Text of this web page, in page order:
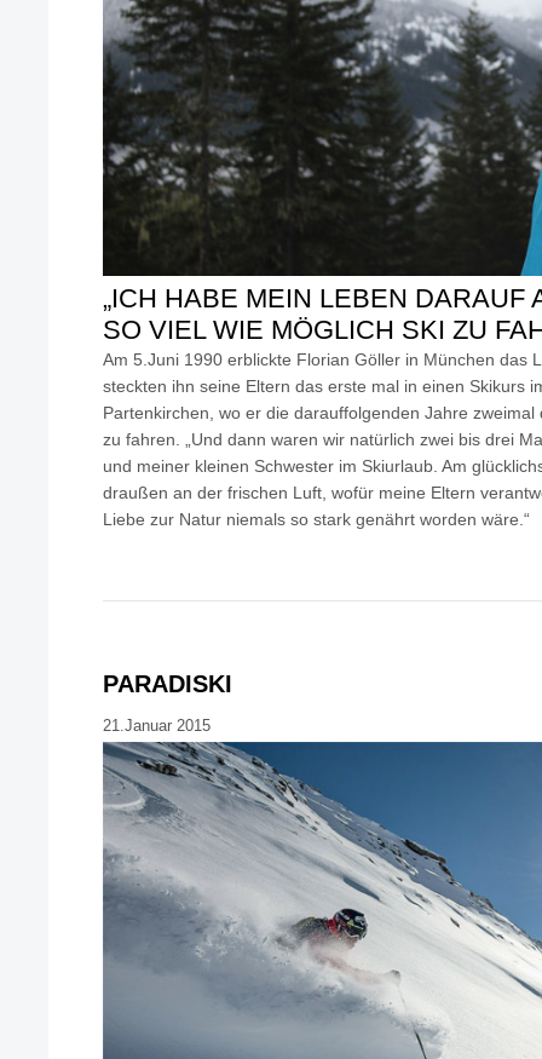
„ICH HABE MEIN LEBEN DARAUF
SO VIEL WIE MÖGLICH SKI ZU
Am 5.Juni 1990 erblickte Florian Göller in München das
steckten ihn seine Eltern das erste mal in einen Skikurs
Partenkirchen, wo er die darauffolgenden Jahre
zu fahren. „Und dann waren wir natürlich zwei bis drei
und meiner kleinen Schwester im Skiurlaub. Am
draußen an der frischen Luft, wofür meine Eltern
Liebe zur Natur niemals so stark genährt worden wäre.“
PARADISKI
21.Januar 2015